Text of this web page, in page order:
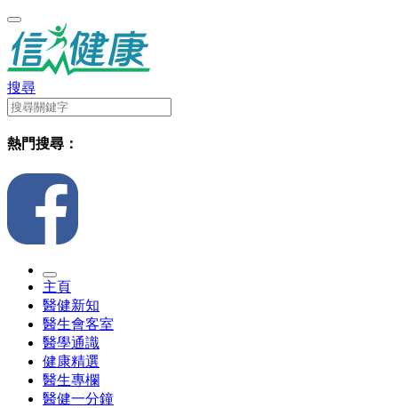
搜尋
熱門搜尋：
主頁
醫健新知
醫生會客室
醫學通識
健康精選
醫生專欄
醫健一分鐘